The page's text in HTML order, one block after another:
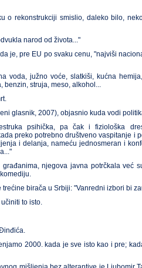
o rekonstrukciji smislio, daleko bilo,
narod od života..."
je, pre EU po svaku cenu, "najviši
voda, južno voće, slatkiši, kućna
benzin, struja, meso, alkohol...
glasnik, 2007), objasnio kuda vodi
psihička, pa čak i fiziološka
preko potrebno društveno vaspitanje i
i delanja, nameću jednosmeran i
njegova javna potrčkala već
birača u Srbiji: "Vanredni izbori bi
to isto.
2000. kada je sve isto kao i pre;